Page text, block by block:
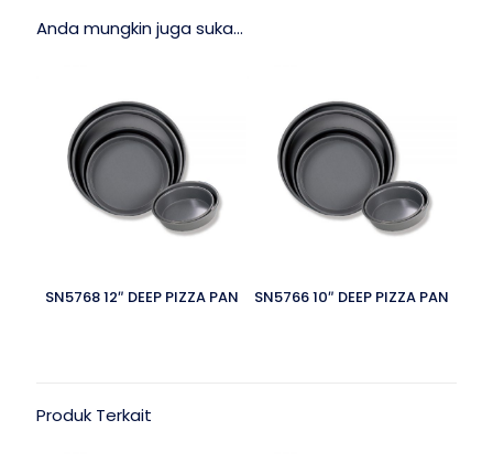
Anda mungkin juga suka…
SN5768 12″ DEEP PIZZA PAN SN5766 10″ DEEP PIZZA PAN
Produk Terkait